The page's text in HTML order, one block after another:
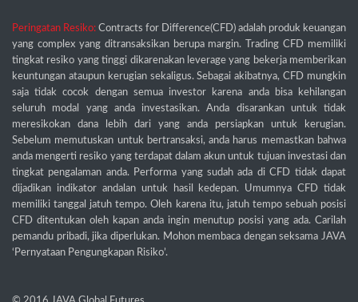
Peringatan Resiko: Contracts for Difference(CFD) adalah produk keuangan
yang complex yang ditransaksikan berupa margin. Trading CFD memiliki
tingkat resiko yang tinggi dikarenakan leverage yang bekerja memberikan
keuntungan ataupun kerugian sekaligus. Sebagai akibatnya, CFD mungkin
saja tidak cocok dengan semua investor karena anda bisa kehilangan
seluruh modal yang anda investasikan. Anda disarankan untuk tidak
meresikokan dana lebih dari yang anda persiapkan untuk kerugian.
Sebelum memutuskan untuk bertransaksi, anda harus memastkan bahwa
anda mengerti resiko yang terdapat dalam akun untuk tujuan investasi dan
tingkat pengalaman anda. Performa yang sudah ada di CFD tidak dapat
dijadikan indikator andalan untuk hasil kedepan. Umumnya CFD tidak
memiliki tanggal jatuh tempo. Oleh karena itu, jatuh tempo sebuah posisi
CFD ditentukan oleh kapan anda ingin menutup posisi yang ada. Carilah
pemandu pribadi, jika diperlukan. Mohon membaca dengan seksama JAVA
‘Pernyataan Pengungkapan Risiko’.
© 2016 JAVA Global Futures